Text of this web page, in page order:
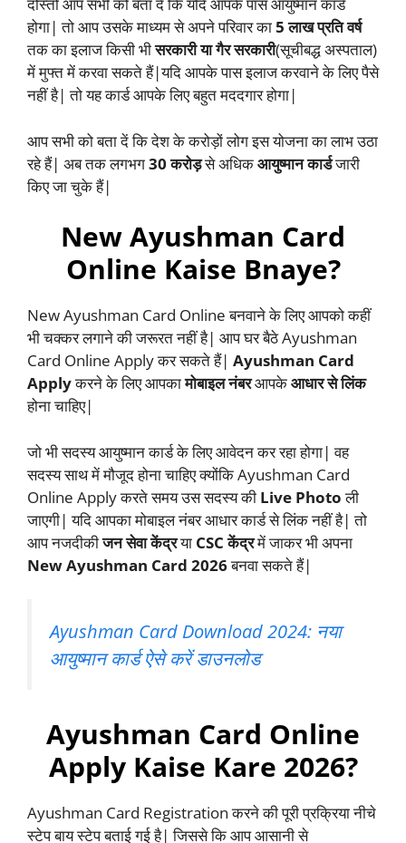
दोस्तों आप सभी को बता दें कि यदि आपके पास आयुष्मान कार्ड
होगा| तो आप उसके माध्यम से अपने परिवार का5 लाख प्रति वर्ष
तक का इलाज किसी भीसरकारी या गैर सरकारी(सूचीबद्ध अस्पताल)
में मुफ्त में करवा सकते हैं|यदि आपके पास इलाज करवाने के लिए पैसे
नहीं है| तो यह कार्ड आपके लिए बहुत मददगार होगा|
आप सभी को बता दें कि देश के करोड़ों लोग इस योजना का लाभ उठा
रहे हैं| अब तक लगभग30 करोड़से अधिकआयुष्मान कार्डजारी
किए जा चुके हैं|
New Ayushman Card
Online Kaise Bnaye?
New Ayushman Card Online बनवाने के लिए आपको कहीं
भी चक्कर लगाने की जरूरत नहीं है| आप घर बैठे Ayushman
Card Online Apply कर सकते हैं| Ayushman Card
Applyकरने के लिए आपकामोबाइल नंबरआपकेआधार से लिंक
होना चाहिए|
जो भी सदस्य आयुष्मान कार्ड के लिए आवेदन कर रहा होगा| वह
सदस्य साथ में मौजूद होना चाहिए क्योंकि Ayushman Card
Online Apply करते समय उस सदस्य की Live Photoली
जाएगी| यदि आपका मोबाइल नंबर आधार कार्ड से लिंक नहीं है| तो
आप नजदीकीजन सेवा केंद्रया CSC केंद्रमें जाकर भी अपना
New Ayushman Card 2026बनवा सकते हैं|
Ayushman Card Download 2024: नया
आयुष्मान कार्ड ऐसे करें डाउनलोड
Ayushman Card Online
Apply Kaise Kare 2026?
Ayushman Card Registration करने की पूरी प्रक्रिया नीचे
स्टेप बाय स्टेप बताई गई है| जिससे कि आप आसानी से